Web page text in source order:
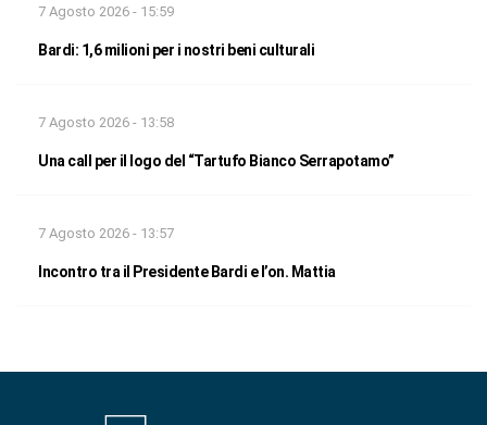
7 Agosto 2026 - 15:59
Bardi: 1,6 milioni per i nostri beni culturali
7 Agosto 2026 - 13:58
Una call per il logo del “Tartufo Bianco Serrapotamo”
7 Agosto 2026 - 13:57
Incontro tra il Presidente Bardi e l’on. Mattia